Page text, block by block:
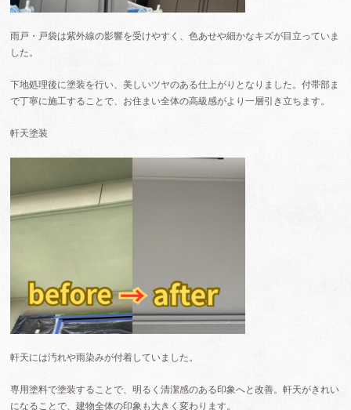
雨戸・戸袋は紫外線の影響を受けやすく、色あせや細かなキズが目立っていま
した。
下地処理後に塗装を行い、美しいツヤのある仕上がりとなりました。付帯部ま
で丁寧に施工することで、お住まい全体の高級感がより一層引き立ちます。
軒天塗装
軒天には汚れや雨染みが付着していました。
専用塗料で塗装することで、明るく清潔感のある印象へと改善。軒天がきれい
になることで、建物全体の印象も大きく変わります。